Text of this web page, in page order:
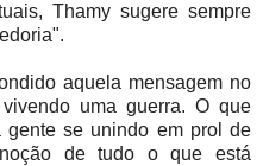
Thamy sugere sempre
aquela mensagem no
uma guerra. O que
gente se unindo em prol de
de tudo o que está